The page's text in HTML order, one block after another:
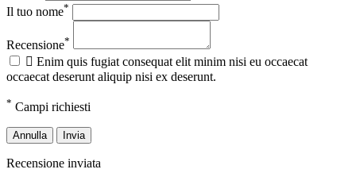
Il tuo nome*
Recensione*
 Enim quis fugiat consequat elit minim nisi eu occaecat
occaecat deserunt aliquip nisi ex deserunt.
* Campi richiesti
Annulla Invia
Recensione inviata